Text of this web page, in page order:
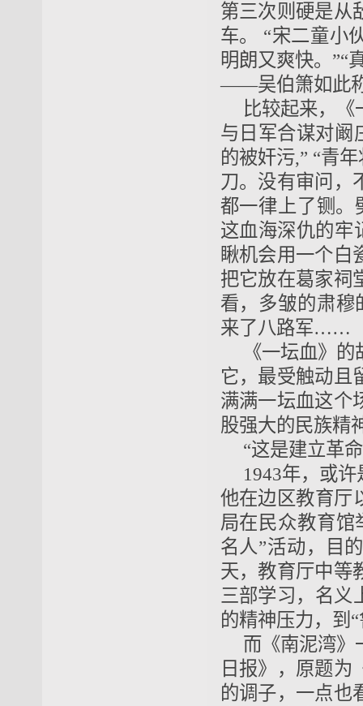
第三次则硬是从
车。 “宋二童小
明朗又爽快。”“
——吴伯箫如此
比较起来，
与日军合谋对阚
的被奸污,” “青
刀。没有审问，
都一律上了铡。
这血海深仇的牢
瞅机会用一个白
把它放在葛家祠
看，多皱的肃穆
来了八路军……
《一坛血》
它，最受触动且
满满一坛血这个
股强大的民族精
“这是建立革
1943年，或
他在边区教育厅
局在民众教育馆
名人”活动，目
天，教育厅中等
三部学习，名义
的精神压力，到
而《南泥湾》
日报》，原题为
的调子，一点也